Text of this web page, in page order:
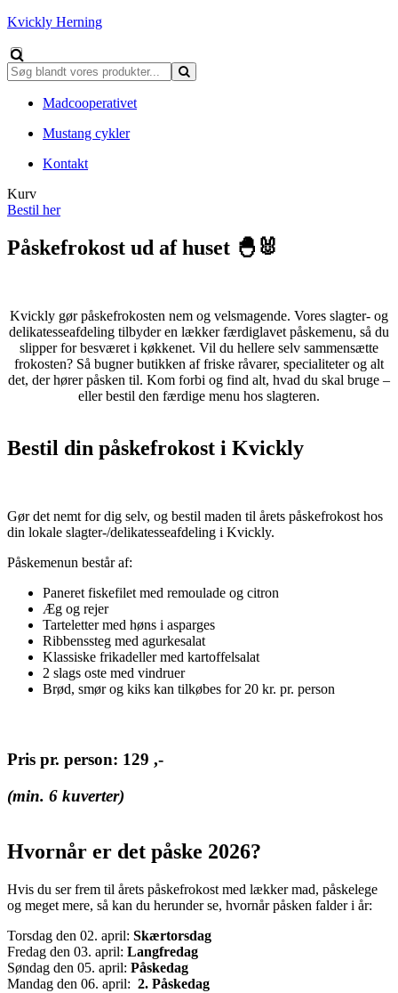
Kvickly Herning
Madcooperativet
Mustang cykler
Kontakt
Kurv
Bestil her
Påskefrokost ud af huset 🐣🐰
Kvickly gør påskefrokosten nem og velsmagende. Vores slagter- og
delikatesseafdeling tilbyder en lækker færdiglavet påskemenu, så du
slipper for besværet i køkkenet. Vil du hellere selv sammensætte
frokosten? Så bugner butikken af friske råvarer, specialiteter og alt
det, der hører påsken til. Kom forbi og find alt, hvad du skal bruge –
eller bestil den færdige menu hos slagteren.
Bestil din påskefrokost i Kvickly
Gør det nemt for dig selv, og bestil maden til årets påskefrokost hos
din lokale slagter-/delikatesseafdeling i Kvickly.
Påskemenun består af:
Paneret fiskefilet med remoulade og citron
Æg og rejer
Tarteletter med høns i asparges
Ribbenssteg med agurkesalat
Klassiske frikadeller med kartoffelsalat
2 slags oste med vindruer
Brød, smør og kiks kan tilkøbes for 20 kr. pr. person
Pris pr. person: 129 ,-
(min. 6 kuverter)
Hvornår er det påske 2026?
Hvis du ser frem til årets påskefrokost med lækker mad, påskelege
og meget mere, så kan du herunder se, hvornår påsken falder i år:
Torsdag den 02. april: Skærtorsdag
Fredag den 03. april: Langfredag
Søndag den 05. april: Påskedag
Mandag den 06. april: 2. Påskedag